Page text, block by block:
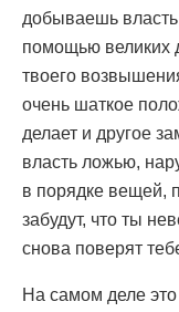
добываешь
помощью великих
твоего
очень шаткое
делает и другое
власть ложью,
в порядке вещей,
забудут, что ты
снова поверят
На самом деле